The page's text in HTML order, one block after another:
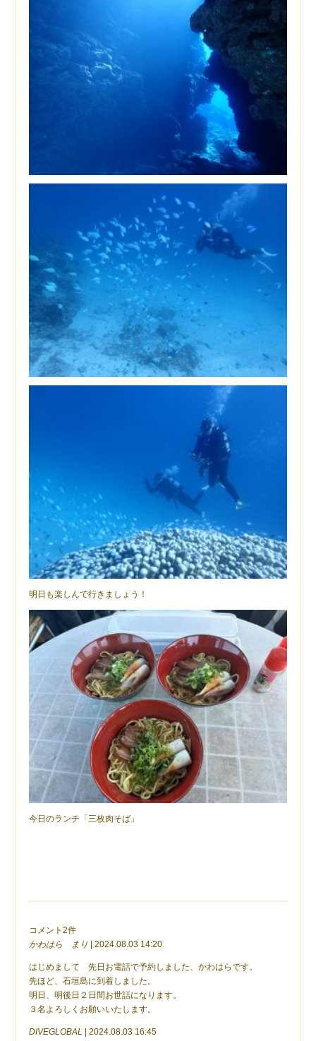
明日も楽しんで行きましょう！
今日のランチ「三枚肉そば」
コメント2件
かわはら まり | 2024.08.03 14:20
はじめまして 先日お電話で予約しました、かわはらです。
先ほど、石垣島に到着しました。
明日、明後日２日間お世話になります。
３名よろしくお願いいたします。
DIVEGLOBAL | 2024.08.03 16:45